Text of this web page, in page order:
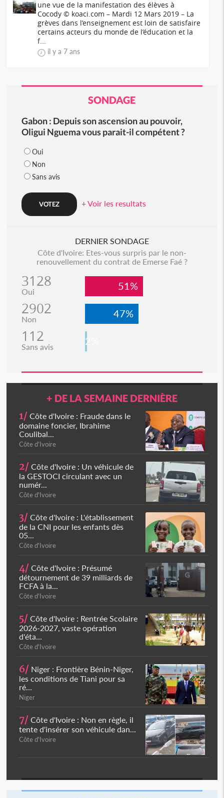
une vue de la manifestation des élèves à
Cocody © koaci.com – Mardi 12 Mars 2019 – La
grèves dans l’enseignement est loin de satisfaire
certains acteurs du monde de l’éducation et la
f...
il y a 7 ans
SONDAGE
Gabon : Depuis son ascension au pouvoir,
Oligui Nguema vous parait-il compétent ?
Oui
Non
Sans avis
+ Voir les resultats
DERNIER SONDAGE
Côte d'Ivoire: Etes-vous surpris par le non-
renouvellement du contrat de Emerse Faé ?
3128
Oui 51%
2902
Non 47%
112
Sans avis 2%
+ DE LA SEMAINE DERNIÈRE
1/ Côte d'Ivoire : Fraude dans le
domaine foncier, Ibrahime
Coulibal...
Côte d'Ivoire
2/ Côte d'Ivoire : Un véhicule de
la GESTOCI circulant avec un
numér...
Côte d'Ivoire
3/ Côte d'Ivoire : L'établissement
de la CNI pour les enfants dès
05...
Côte d'Ivoire
4/ Côte d'Ivoire : Présumé
détournement de 39 milliards de
FCFA à la...
Côte d'Ivoire
5/ Côte d'Ivoire : Rentrée Scolaire
2026-2027, vaste opération
d'éta...
Côte d'Ivoire
6/ Niger : Frontière Bénin-Niger,
les conditions de Tiani pour sa
ré...
Niger
7/ Côte d'Ivoire : Non en règle, il
tente d'insérer son véhicule dan...
Côte d'Ivoire